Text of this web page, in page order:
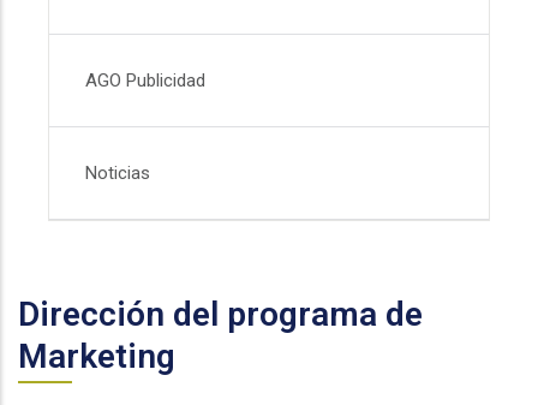
AGO Publicidad
Noticias
Dirección del programa de
Marketing